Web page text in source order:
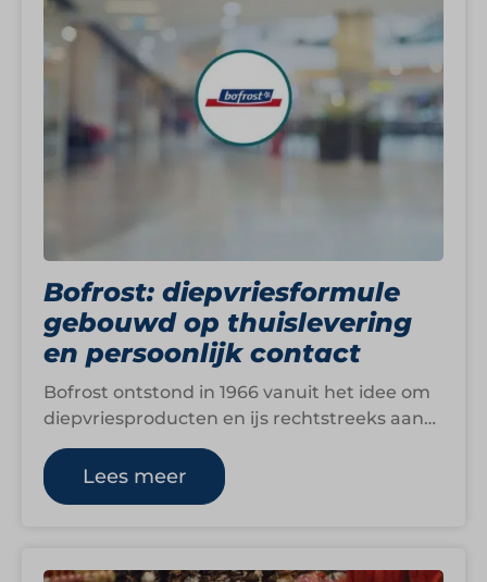
Bofrost: diepvriesformule
gebouwd op thuislevering
en persoonlijk contact
Bofrost ontstond in 1966 vanuit het idee om
diepvriesproducten en ijs rechtstreeks aan
huis te verkopen. Wat begon als een…
Lees meer